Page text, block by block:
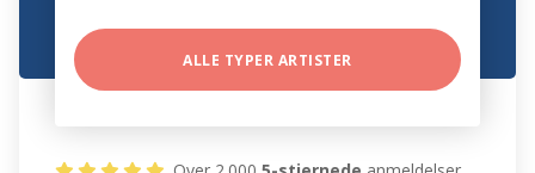
ALLE TYPER ARTISTER